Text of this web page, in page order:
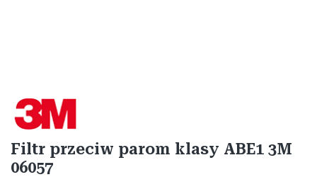
Etykiety
Filtr przeciw parom klasy ABE1 3M
06057